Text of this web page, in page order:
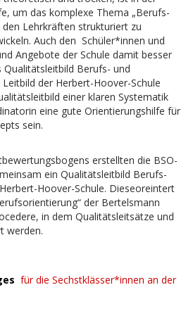
um das komplexe Thema „Berufs-
Lehrkräften strukturiert zu
Auch den Schüler*innen und
Angebote der Schule damit besser
Berufs- und
der Herbert-Hoover-Schule
einer klaren Systematik
eine gute Orientierungshilfe für
sein.
erstellten die BSO-
ein Qualitätsleitbild Berufs-
Hoover-Schule. Dieseoreintert
der Bertelsmann
in dem Qualitätsleitsätze und
werden.
für die Sechstklässer*innen an der